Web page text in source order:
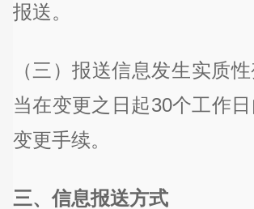
报送。
（三）报送信息发生实质
当在变更之日起30个工作
变更手续。
三、信息报送方式